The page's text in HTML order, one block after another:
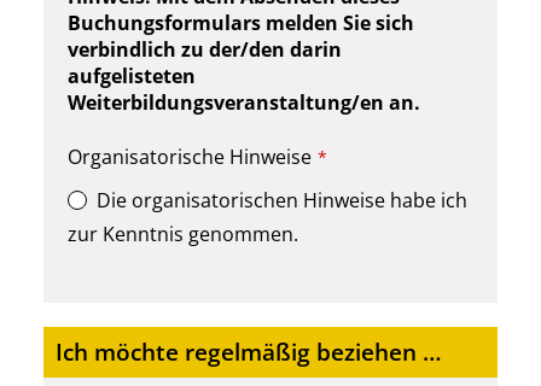
Buchungsformulars melden Sie sich
verbindlich zu der/den darin
aufgelisteten
Weiterbildungsveranstaltung/en an.
Organisatorische Hinweise *
Die organisatorischen Hinweise habe ich
zur Kenntnis genommen.
Ich möchte regelmäßig beziehen …